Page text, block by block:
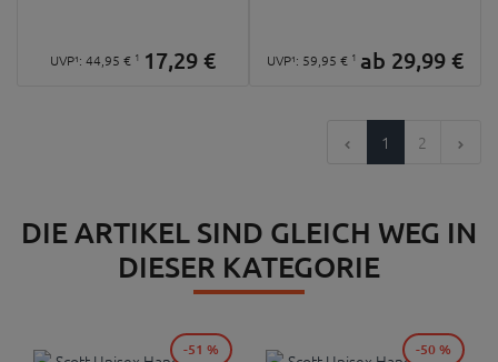
UVP¹: 44, 95 € 1 17,29€ UVP¹: 59, 95 € 1 ab 29,99€
1 2
DIE ARTIKEL SIND GLEICH WEG IN
DIESER KATEGORIE
-51 % -50 %